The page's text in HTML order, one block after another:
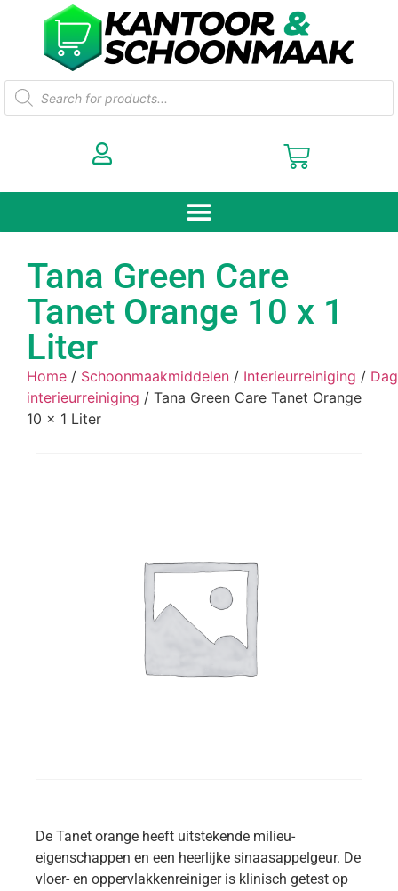
Tana Green Care
Tanet Orange 10 x 1
Liter
Home / Schoonmaakmiddelen / Interieurreiniging /
interieurreiniging / Tana Green Care Tanet Orange
10 x 1 Liter
De Tanet orange heeft uitstekende milieu-
eigenschappen en een heerlijke sinaasappelgeur. De
vloer- en oppervlakkenreiniger is klinisch getest op